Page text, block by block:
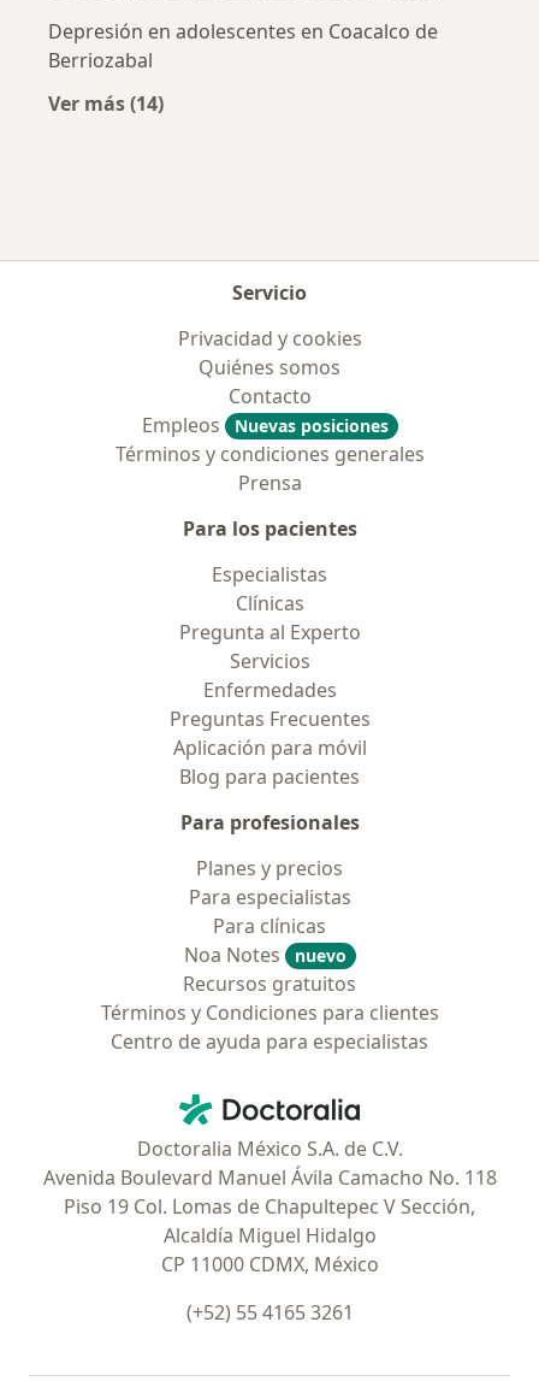
Depresión en adolescentes en Coacalco de
Berriozabal
Ver más (14)
Servicio
Privacidad y cookies
Quiénes somos
Contacto
Empleos
Nuevas posiciones
Términos y condiciones generales
Prensa
Para los pacientes
Especialistas
Clínicas
Pregunta al Experto
Servicios
Enfermedades
Preguntas Frecuentes
Aplicación para móvil
Blog para pacientes
Para profesionales
Planes y precios
Para especialistas
Para clínicas
Noa Notes
nuevo
Recursos gratuitos
Términos y Condiciones para clientes
Centro de ayuda para especialistas
Doctoralia - Página de inicio
Doctoralia México S.A. de C.V.
Avenida Boulevard Manuel Ávila Camacho No. 118
Piso 19 Col. Lomas de Chapultepec V Sección,
Alcaldía Miguel Hidalgo
CP 11000 CDMX, México
(+52) 55 4165 3261